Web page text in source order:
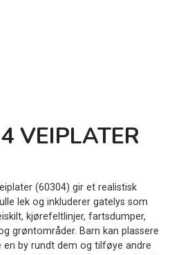
VEIPLATER
(60304) gir et realistisk
lek og inkluderer gatelys som
kjørefeltlinjer, fartsdumper,
grøntområder. Barn kan plassere
en by rundt dem og tilføye andre